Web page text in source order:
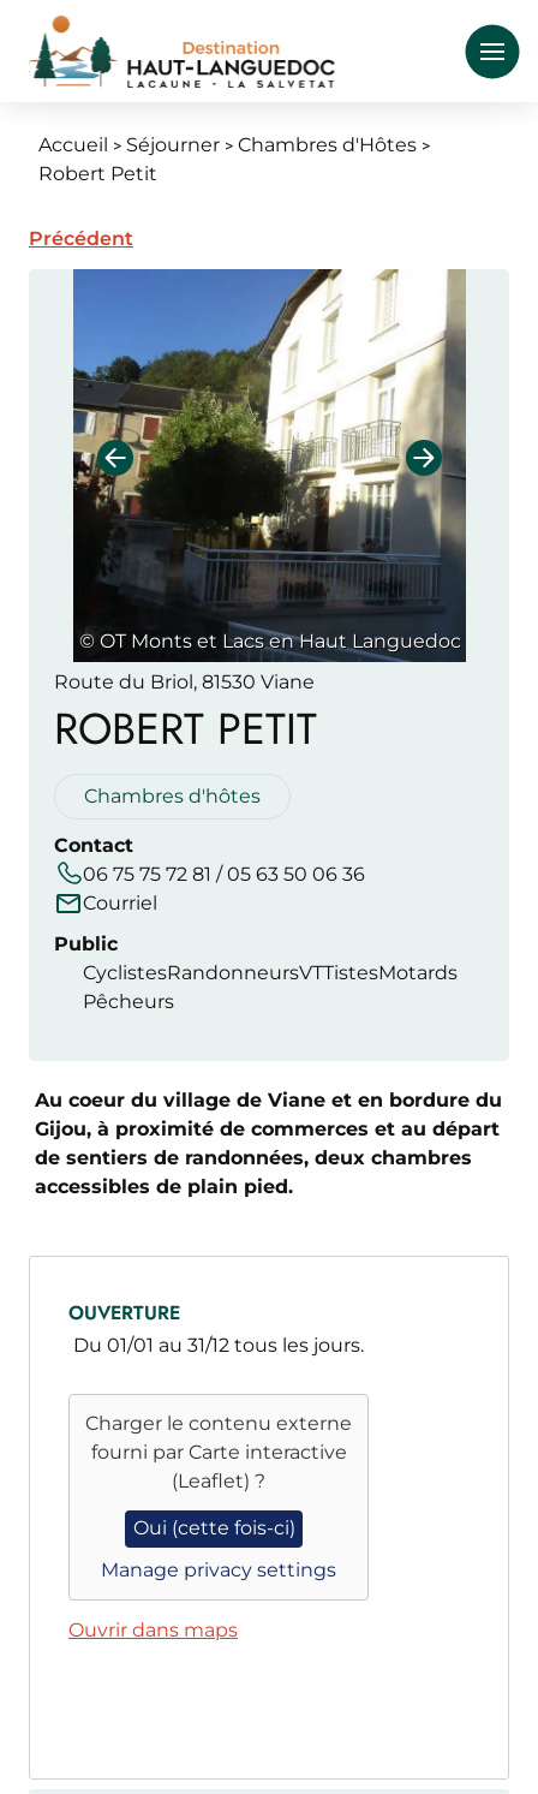
contenu
Fil
Accueil Séjourner
Chambres d'Hôtes
Robert Petit
Précédent
© OT Monts et Lacs en Haut Languedoc
Route du Briol, 81530 Viane
ROBERT PETIT
Chambres d'hôtes
Contact
06 75 75 72 81 / 05 63 50 06 36
Courriel
Public
CyclistesRandonneursVTTistesMotards
Pêcheurs
Au coeur du village de Viane et en bordure du
Gijou, à proximité de commerces et au départ
de sentiers de randonnées, deux chambres
accessibles de plain pied.
OUVERTURE
Du 01/01 au 31/12 tous les jours.
Charger le contenu externe
fourni par Carte interactive
(Leaflet) ?
Oui (cette fois-ci)
Manage privacy settings
Ouvrir dans maps